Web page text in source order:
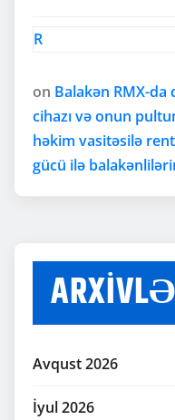
R
on Balakən RMX-da
cihazı və onun
həkim vasitəsilə
gücü ilə
Avqust 2026
İyul 2026